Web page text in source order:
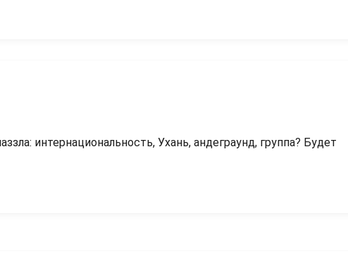
интернациональность, Ухань, андеграунд, группа? Будет